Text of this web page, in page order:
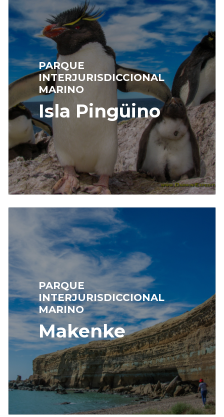
PARQUE
INTERJURISDICCIONAL
MARINO
Isla Pingüino
PARQUE
INTERJURISDICCIONAL
MARINO
Makenke